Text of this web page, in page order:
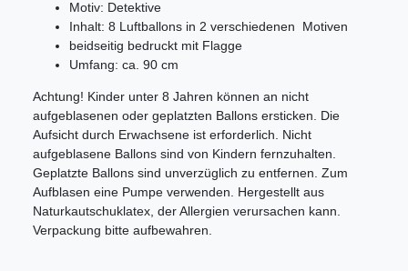
Motiv: Detektive
Inhalt: 8 Luftballons in 2 verschiedenen Motiven
beidseitig bedruckt mit Flagge
Umfang: ca. 90 cm
Achtung! Kinder unter 8 Jahren können an nicht
aufgeblasenen oder geplatzten Ballons ersticken. Die
Aufsicht durch Erwachsene ist erforderlich. Nicht
aufgeblasene Ballons sind von Kindern fernzuhalten.
Geplatzte Ballons sind unverzüglich zu entfernen. Zum
Aufblasen eine Pumpe verwenden. Hergestellt aus
Naturkautschuklatex, der Allergien verursachen kann.
Verpackung bitte aufbewahren.